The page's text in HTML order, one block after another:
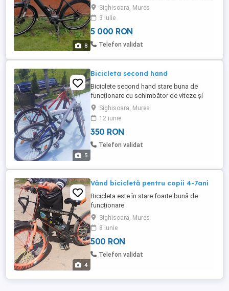
8
.1300km reali
Sighisoara, Mures
3 iulie
5 000 RON
Telefon validat
5
Bicicleta second hand
Biciclete second hand stare buna de
funcționare cu schimbător de viteze și
suspensii.
Sighisoara, Mures
12 iunie
350 RON
Telefon validat
4
Vând bicicletă pentru copii 4-7ani
Bicicleta este în stare foarte bună de
funcționare
Sighisoara, Mures
8 iunie
500 RON
Telefon validat